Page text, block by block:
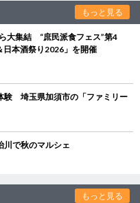
もっと見る
大集結 “庶民派食フェス”第4
日本酒祭り2026」を開催
験 埼玉県加須市の「ファミリー
川で秋のマルシェ
もっと見る